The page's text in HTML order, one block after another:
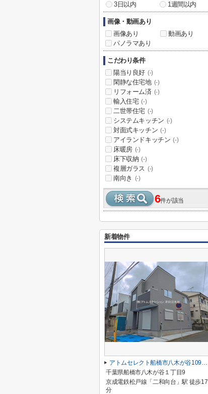
3日以内
1週間以内
画像・動画あり
画像あり
動画あり
パノラマあり
こだわり条件
陽当り良好 (-)
閑静な住宅地 (-)
リフォーム済 (-)
輸入住宅 (-)
二世帯住宅 (-)
システムキッチン (-)
対面式キッチン (-)
アイランドキッチン (-)
床暖房 (-)
床下収納 (-)
複層ガラス (-)
南向き (-)
6件が該当
新着物件
アトムセレクト船橋市八木が谷109 2棟 1号棟
千葉県船橋市八木が谷１丁目9
京成電鉄松戸線「二和向台」駅 徒歩17
分